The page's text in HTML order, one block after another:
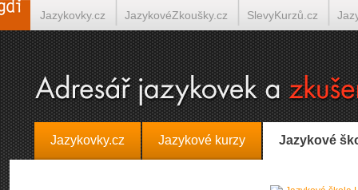
Jazykovky.cz Jazykové kurzy Jazykové
Jazykovky.cz JazykovéZkoušky.cz SlevyKurzů.cz
Španělština on-line Italština on-line Tlumočení-